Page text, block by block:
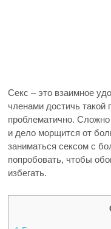
Секс – это взаимное
членами достичь такой
проблематично. Сложно
и дело морщится от
заниматься сексом с
попробовать, чтобы
избегать.